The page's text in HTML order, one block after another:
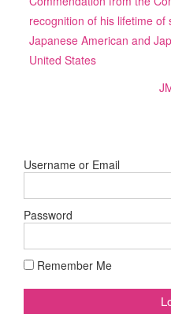
recognition of his lifetime
Japanese American and
United States
Username or Email
Password
Remember Me